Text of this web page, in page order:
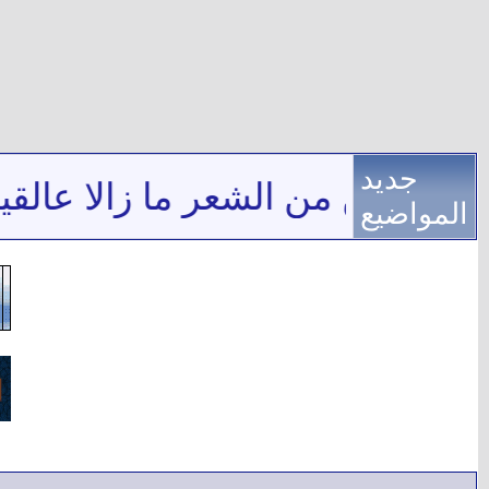
بيتين من الشعر ما زالا
جديد
المواضيع